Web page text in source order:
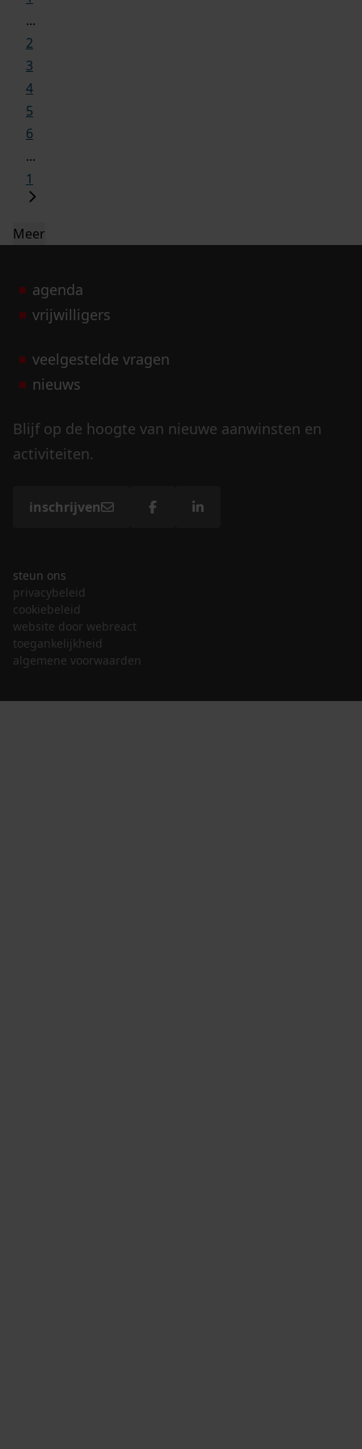
...
2
3
4
5
6
...
1
Meer
agenda
vrijwilligers
veelgestelde vragen
nieuws
Blijf op de hoogte van nieuwe aanwinsten en
activiteiten.
inschrijven
steun ons
privacybeleid
cookiebeleid
website door webreact
toegankelijkheid
algemene voorwaarden